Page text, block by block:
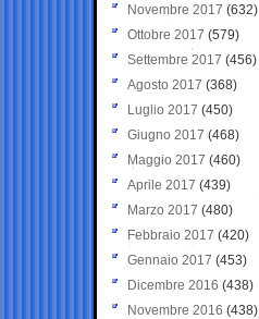
Novembre 2017 (632)
Ottobre 2017 (579)
Settembre 2017 (456)
Agosto 2017 (368)
Luglio 2017 (450)
Giugno 2017 (468)
Maggio 2017 (460)
Aprile 2017 (439)
Marzo 2017 (480)
Febbraio 2017 (420)
Gennaio 2017 (453)
Dicembre 2016 (438)
Novembre 2016 (438)